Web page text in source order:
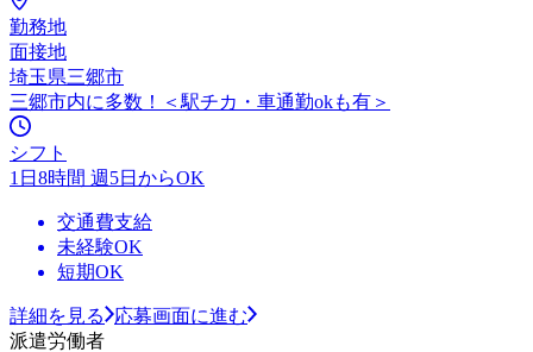
勤務地
面接地
埼玉県三郷市
三郷市内に多数！＜駅チカ・車通勤okも有＞
シフト
1日8時間 週5日からOK
交通費支給
未経験OK
短期OK
詳細を見る
応募画面に進む
派遣労働者